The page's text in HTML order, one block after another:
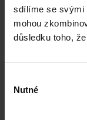
sdílíme se svými
mohou
důsledku toho,
souhlasu
Nutné
Právní portál, jehož
profesionálové a
potřebují právní